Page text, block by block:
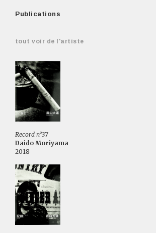
Publications
tout voir de l'artiste
Record n°37
Daido Moriyama
2018